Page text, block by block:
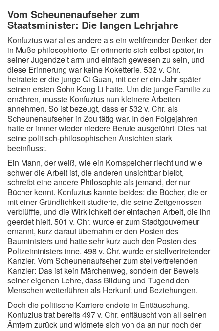
Vom Scheunenaufseher zum
Staatsminister: Die langen Lehrjahre
Konfuzius war alles andere als ein weltfremder Denker, der
in Muße philosophierte. Er erinnerte sich selbst später, in
seiner Jugendzeit arm und einfach gewesen zu sein, und
diese Erinnerung war keine Koketterie. 532 v. Chr.
heiratete er die junge Qi Guan, mit der er ein Jahr später
seinen ersten Sohn Kong Li hatte. Um die junge Familie zu
ernähren, musste Konfuzius nun kleinere Arbeiten
annehmen. So ist bezeugt, dass er 532 v. Chr. als
Scheunenaufseher in Zou tätig war. In den Folgejahren
hatte er immer wieder niedere Berufe ausgeführt. Dies hat
seine politisch-philosophischen Ansichten stark
beeinflusst.
Ein Mann, der weiß, wie ein Kornspeicher riecht und wie
schwer die Arbeit ist, die anderen unsichtbar bleibt,
schreibt eine andere Philosophie als jemand, der nur
Bücher kennt. Konfuzius kannte beides: die Bücher, die er
mit einer Gründlichkeit studierte, die seine Zeitgenossen
verblüffte, und die Wirklichkeit der einfachen Arbeit, die ihn
geerdet hielt. 501 v. Chr. wurde er zum Stadtgouverneur
ernannt, kurz darauf übernahm er den Posten des
Bauministers und hatte sehr kurz auch den Posten des
Polizeiministers inne. 498 v. Chr. wurde er stellvertretender
Kanzler. Vom Scheunenaufseher zum stellvertretenden
Kanzler: Das ist kein Märchenweg, sondern der Beweis
seiner eigenen Lehre, dass Bildung und Tugend den
Menschen weiterführen als Herkunft und Beziehungen.
Doch die politische Karriere endete in Enttäuschung.
Konfuzius trat bereits 497 v. Chr. enttäuscht von all seinen
Ämtern zurück und widmete sich von da an nur noch der